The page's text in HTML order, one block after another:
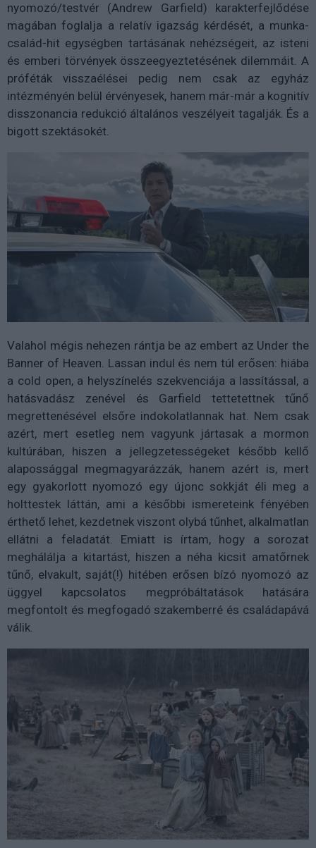
nyomozó/testvér (Andrew Garfield) karakterfejlődése
magában foglalja a relatív igazság kérdését, a munka-
család-hit egységben tartásának nehézségeit, az isteni
és emberi törvények összeegyeztetésének dilemmáit. A
próféták visszaélései pedig nem csak az egyház
intézményén belül érvényesek, hanem már-már a kognitív
disszonancia redukció általános veszélyeit tagalják. És a
bigott szektásokét.
Valahol mégis nehezen rántja be az embert az Under the
Banner of Heaven. Lassan indul és nem túl erősen: hiába
a cold open, a helyszínelés szekvenciája a lassítással, a
hatásvadász zenével és Garfield tettetettnek tűnő
megrettenésével elsőre indokolatlannak hat. Nem csak
azért, mert esetleg nem vagyunk jártasak a mormon
kultúrában, hiszen a jellegzetességeket később kellő
alapossággal megmagyarázzák, hanem azért is, mert
egy gyakorlott nyomozó egy újonc sokkját éli meg a
holttestek láttán, ami a későbbi ismereteink fényében
érthető lehet, kezdetnek viszont olybá tűnhet, alkalmatlan
ellátni a feladatát. Emiatt is írtam, hogy a sorozat
meghálálja a kitartást, hiszen a néha kicsit amatőrnek
tűnő, elvakult, saját(!) hitében erősen bízó nyomozó az
üggyel kapcsolatos megpróbáltatások hatására
megfontolt és megfogadó szakemberré és családapává
válik.